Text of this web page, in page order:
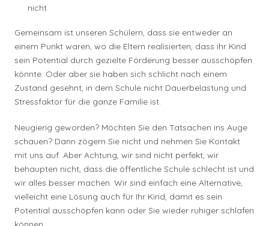
nicht
Gemeinsam ist unseren Schülern, dass sie entweder an
einem Punkt waren, wo die Eltern realisierten, dass ihr Kind
sein Potential durch gezielte Förderung besser ausschöpfen
könnte. Oder aber sie haben sich schlicht nach einem
Zustand gesehnt, in dem Schule nicht Dauerbelastung und
Stressfaktor für die ganze Familie ist.
Neugierig geworden? Möchten Sie den Tatsachen ins Auge
schauen? Dann zögern Sie nicht und nehmen Sie Kontakt
mit uns auf. Aber Achtung, wir sind nicht perfekt, wir
behaupten nicht, dass die öffentliche Schule schlecht ist und
wir alles besser machen. Wir sind einfach eine Alternative,
vielleicht eine Lösung auch für Ihr Kind, damit es sein
Potential ausschöpfen kann oder Sie wieder ruhiger schlafen